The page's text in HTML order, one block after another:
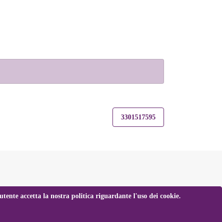
3301517595
accetta la nostra politica riguardante l'uso dei cookie.